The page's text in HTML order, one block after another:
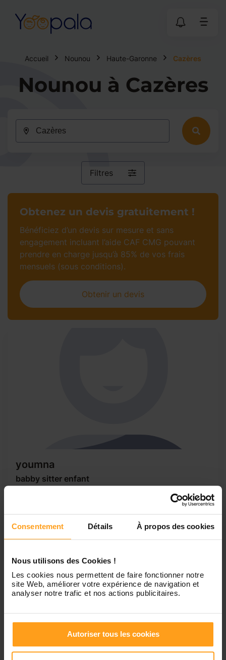
Consentement Détails À propos des cookies
Nous utilisons des Cookies !
Les cookies nous permettent de faire fonctionner notre
site Web, améliorer votre expérience de navigation et
analyser notre trafic et nos actions publicitaires.
Autoriser tous les cookies
Accueil Nounou Haute-Garonne Cazères
Nounou à Cazères
Filtres
youmna
babby sitter enfant
Baby-sitter ponctuelle, fiable et attentionnée, j’ai déjà eu
l’occasion de garder des enfants de différents âges,
notamment lors de soirées et de week-ends. Je m’assure
de leur sécurité tout en proposant des activités adaptées,
Obtenez un devis gratuitement !
Bénéficiez d’un devis sur mesure et sans
engagement incluant l’aide CAF CMG pouvant
prendre en charge jusqu’à 85% de vos frais
mensuels (sous conditions).
Obtenir un devis
1
Petites annonces de